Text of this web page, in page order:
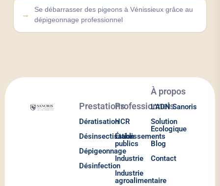
Se débarrasser des pigeons à Vénissieux grâce au
dépigeonnage professionnel
Prestations
Dératisation
Désinsectisation
Dépigeonnage
Désinfection
Professionnels
HCR
Établissements
publics
Industrie
Industrie
agroalimentaire
À propos
L'ADN Sanoris
Solution
Ecologique
Blog
Contact